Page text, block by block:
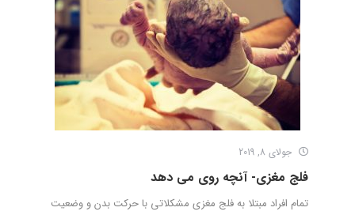
جولای 8, 2019
فلج مغزی- آنچه روی می دهد
تمام افراد مبتلا به فلج مغزی مشکلاتی با حرکت بدن و وضعیت